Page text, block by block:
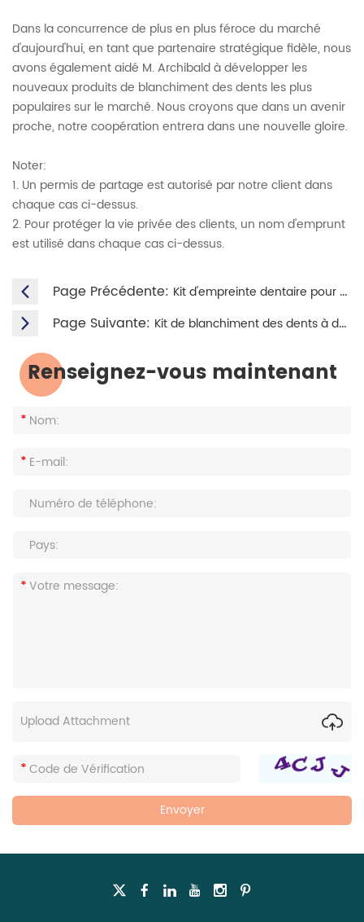
Dans la concurrence de plus en plus féroce du marché
d'aujourd'hui, en tant que partenaire stratégique fidèle, nous
avons également aidé M. Archibald à développer les
nouveaux produits de blanchiment des dents les plus
populaires sur le marché. Nous croyons que dans un avenir
proche, notre coopération entrera dans une nouvelle gloire.
Noter:
1. Un permis de partage est autorisé par notre client dans
chaque cas ci-dessus.
2. Pour protéger la vie privée des clients, un nom d'emprunt
est utilisé dans chaque cas ci-dessus.
Page Précédente: Kit d'empreinte dentaire pour M. Smith
Page Suivante: Kit de blanchiment des dents à domicile pour M. Arturo
Renseignez-vous maintenant
Upload Attachment